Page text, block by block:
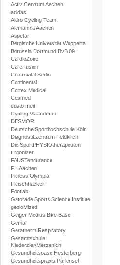
Activ Centrum Aachen
adidas
Aldro Cycling Team
Alemannia Aachen
Aspetar
Bergische Universität Wuppertal
Borussia Dortmund BvB 09
CardioZone
CareFusion
Centrovital Berlin
Continental
Cortex Medical
Cosmed
custo med
Cycling Vlaanderen
DESMOR
Deutsche Sporthochschule Köln
Diagnostikzentrum Feldkirch
Die SportPHYSIOtherapeuten
Ergonizer
FAUSTendurance
FH Aachen
Fitness Olympia
Fleischhacker
Footlab
Gatorade Sports Science Institute
gebioMized
Geiger Medius Bike Base
Gemar
Geratherm Respiratory
Gesamtschule
Niederzier/Merzenich
Gesundheitsoase Hesterberg
Gesundheitspraxis Parkinsel